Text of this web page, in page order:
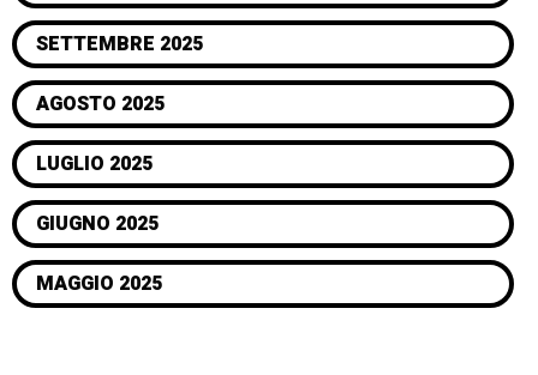
SETTEMBRE 2025
AGOSTO 2025
LUGLIO 2025
GIUGNO 2025
MAGGIO 2025